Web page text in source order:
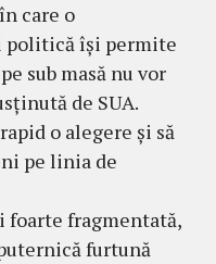
care o
politică își permite
sub masă nu vor
de SUA.
o alegere și să
pe linia de
foarte fragmentată,
furtună